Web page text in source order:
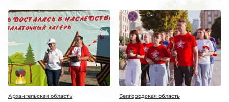
Архангельская область Белгородская область